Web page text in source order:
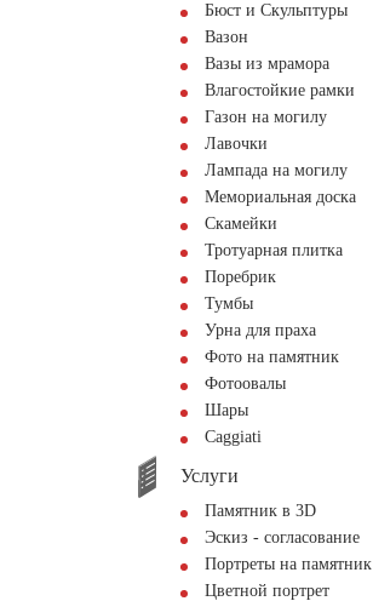
Бюст и Скульптуры
Вазон
Вазы из мрамора
Влагостойкие рамки
Газон на могилу
Лавочки
Лампада на могилу
Мемориальная доска
Скамейки
Тротуарная плитка
Поребрик
Тумбы
Урна для праха
Фото на памятник
Фотоовалы
Шары
Сaggiati
Услуги
Памятник в 3D
Эскиз - согласование
Портреты на памятник
Цветной портрет